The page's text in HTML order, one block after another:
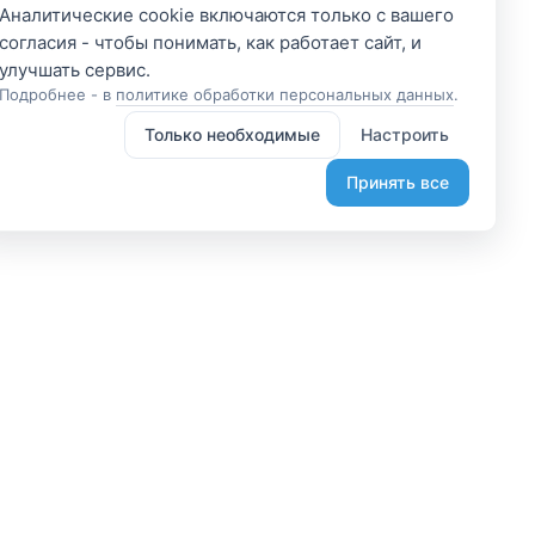
Аналитические cookie включаются только с вашего
согласия - чтобы понимать, как работает сайт, и
Подробнее - в политике обработки персональных данных.
Только необходимые Настроить
Принять все